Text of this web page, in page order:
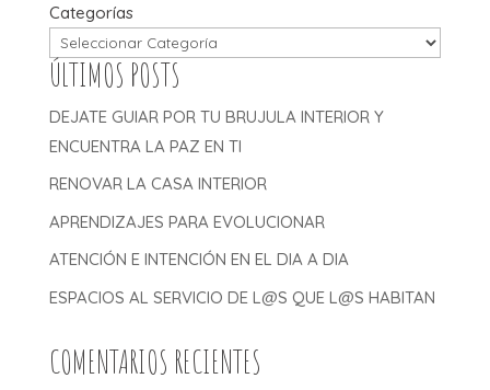
Categorías
ÚLTIMOS POSTS
DEJATE GUIAR POR TU BRUJULA INTERIOR Y
ENCUENTRA LA PAZ EN TI
RENOVAR LA CASA INTERIOR
APRENDIZAJES PARA EVOLUCIONAR
ATENCIÓN E INTENCIÓN EN EL DIA A DIA
ESPACIOS AL SERVICIO DE L@S QUE L@S HABITAN
COMENTARIOS RECIENTES